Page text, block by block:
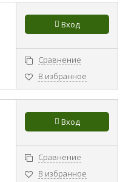
Вход
Сравнение
В избранное
Вход
Сравнение
В избранное